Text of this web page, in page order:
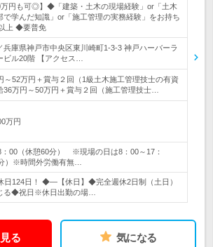
万円も可◎】◆「建築・土木の現場経験」or「土木
で学んだ知識」or「施工管理の実務経験」をお持ち
上 ◆要普免
庫県神戸市中央区東川崎町1-3-3 神戸ハーバーラ
ビル20階 【アクセス…
52万円＋賞与２回（1級土木施工管理技士の有資
万円～50万円＋賞与２回（施工管理技士…
万円
00（休憩60分） ※現場の日は8：00～17：
）※時間外労働有無…
124日！ ◆―【休日】◆完全週休2日制（土日）
る◆祝日※休日出勤の場…
る 気になる